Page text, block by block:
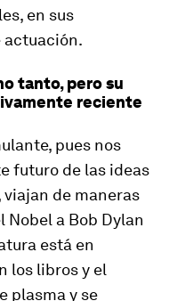
en sus
actuación.
tanto, pero su
reciente
pues nos
futuro de las ideas
viajan de maneras
Nobel a Bob Dylan
está en
los libros y el
plasma y se